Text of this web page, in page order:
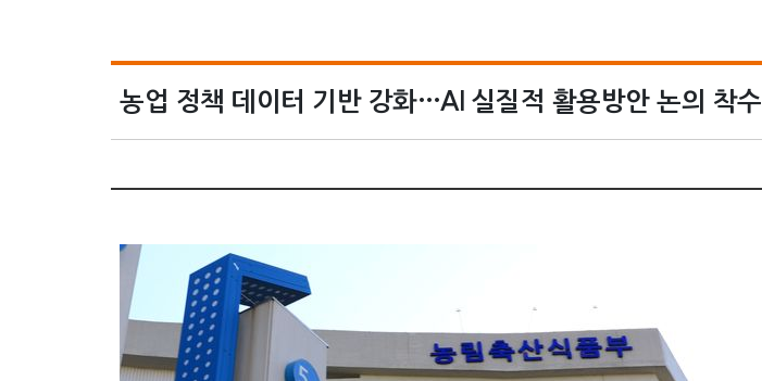
농업 정책 데이터 기반 강화…AI 실질적 활용방안 논의 착수